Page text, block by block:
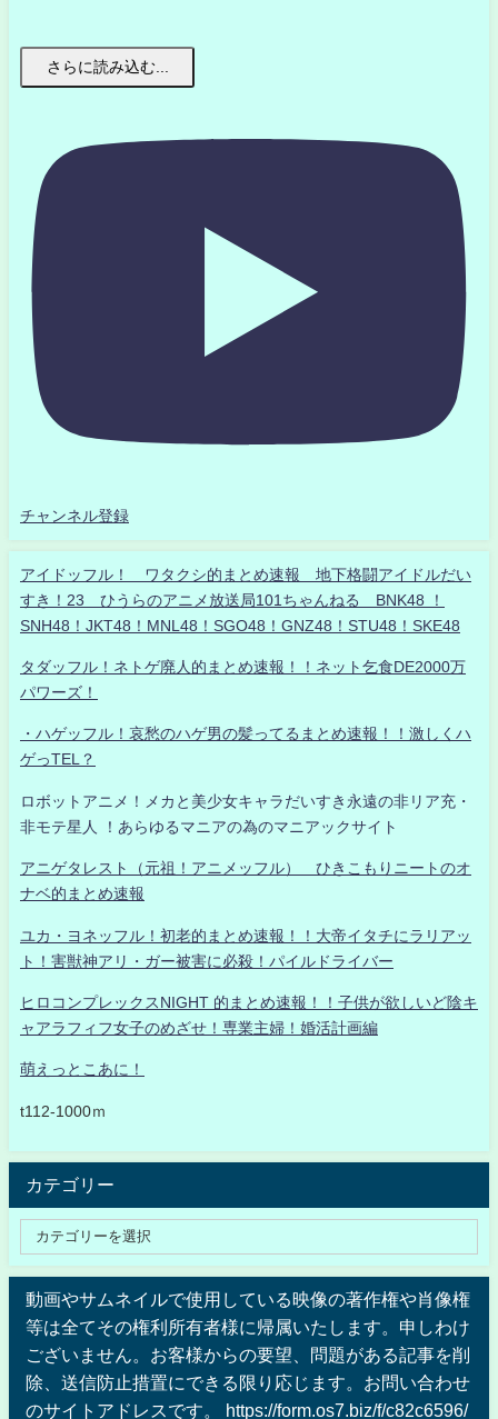
さらに読み込む...
チャンネル登録
アイドッフル！ ワタクシ的まとめ速報 地下格闘アイドルだい
すき！23 ひうらのアニメ放送局101ちゃんねる BNK48 ！
SNH48！JKT48！MNL48！SGO48！GNZ48！STU48！SKE48
タダッフル！ネトゲ廃人的まとめ速報！！ネット乞食DE2000万
パワーズ！
・ハゲッフル！哀愁のハゲ男の髪ってるまとめ速報！！激しくハ
ゲっTEL？
ロボットアニメ！メカと美少女キャラだいすき永遠の非リア充・
非モテ星人 ！あらゆるマニアの為のマニアックサイト
アニゲタレスト（元祖！アニメッフル） ひきこもりニートのオ
ナベ的まとめ速報
ユカ・ヨネッフル！初老的まとめ速報！！大帝イタチにラリアッ
ト！害獣神アリ・ガー被害に必殺！パイルドライバー
ヒロコンプレックスNIGHT 的まとめ速報！！子供が欲しいど陰キ
ャアラフィフ女子のめざせ！専業主婦！婚活計画編
萌えっとこあに！
t112-1000ｍ
カテゴリー
動画やサムネイルで使用している映像の著作権や肖像権
等は全てその権利所有者様に帰属いたします。申しわけ
ございません。お客様からの要望、問題がある記事を削
除、送信防止措置にできる限り応じます。お問い合わせ
のサイトアドレスです。 https://form.os7.biz/f/c82c6596/